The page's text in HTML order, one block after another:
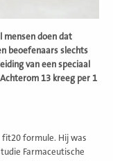
mensen doen dat
beoefenaars slechts
van een speciaal
13 kreeg per 1
fit20 formule. Hij was
Farmaceutische